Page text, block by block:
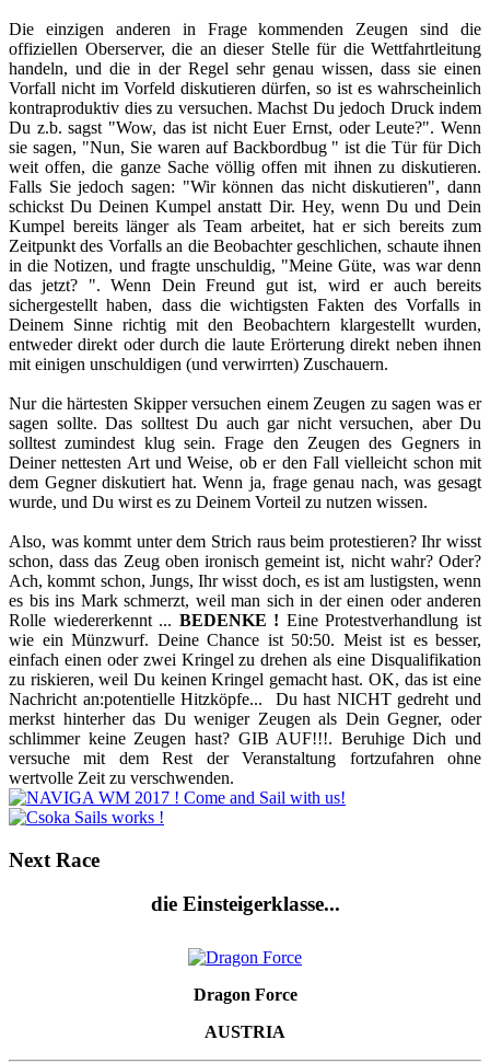
Die einzigen anderen in Frage kommenden Zeugen sind die
offiziellen Oberserver, die an dieser Stelle für die Wettfahrtleitung
handeln, und die in der Regel sehr genau wissen, dass sie einen
Vorfall nicht im Vorfeld diskutieren dürfen, so ist es wahrscheinlich
kontraproduktiv dies zu versuchen. Machst Du jedoch Druck indem
Du z.b. sagst "Wow, das ist nicht Euer Ernst, oder Leute?". Wenn
sie sagen, "Nun, Sie waren auf Backbordbug " ist die Tür für Dich
weit offen, die ganze Sache völlig offen mit ihnen zu diskutieren.
Falls Sie jedoch sagen: "Wir können das nicht diskutieren", dann
schickst Du Deinen Kumpel anstatt Dir. Hey, wenn Du und Dein
Kumpel bereits länger als Team arbeitet, hat er sich bereits zum
Zeitpunkt des Vorfalls an die Beobachter geschlichen, schaute ihnen
in die Notizen, und fragte unschuldig, "Meine Güte, was war denn
das jetzt? ". Wenn Dein Freund gut ist, wird er auch bereits
sichergestellt haben, dass die wichtigsten Fakten des Vorfalls in
Deinem Sinne richtig mit den Beobachtern klargestellt wurden,
entweder direkt oder durch die laute Erörterung direkt neben ihnen
mit einigen unschuldigen (und verwirrten) Zuschauern.
Nur die härtesten Skipper versuchen einem Zeugen zu sagen was er
sagen sollte. Das solltest Du auch gar nicht versuchen, aber Du
solltest zumindest klug sein. Frage den Zeugen des Gegners in
Deiner nettesten Art und Weise, ob er den Fall vielleicht schon mit
dem Gegner diskutiert hat. Wenn ja, frage genau nach, was gesagt
wurde, und Du wirst es zu Deinem Vorteil zu nutzen wissen.
Also, was kommt unter dem Strich raus beim protestieren? Ihr wisst
schon, dass das Zeug oben ironisch gemeint ist, nicht wahr? Oder?
Ach, kommt schon, Jungs, Ihr wisst doch, es ist am lustigsten, wenn
es bis ins Mark schmerzt, weil man sich in der einen oder anderen
Rolle wiedererkennt ... BEDENKE ! Eine Protestverhandlung ist
wie ein Münzwurf. Deine Chance ist 50:50. Meist ist es besser,
einfach einen oder zwei Kringel zu drehen als eine Disqualifikation
zu riskieren, weil Du keinen Kringel gemacht hast. OK, das ist eine
Nachricht an:potentielle Hitzköpfe... Du hast NICHT gedreht und
merkst hinterher das Du weniger Zeugen als Dein Gegner, oder
schlimmer keine Zeugen hast? GIB AUF!!!. Beruhige Dich und
versuche mit dem Rest der Veranstaltung fortzufahren ohne
wertvolle Zeit zu verschwenden.
Next Race
die Einsteigerklasse...
Dragon Force
AUSTRIA